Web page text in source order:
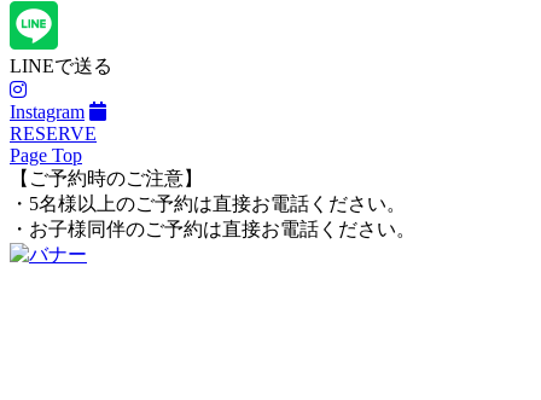
LINEで送る
Instagram
RESERVE
Page Top
【ご予約時のご注意】
・5名様以上のご予約は直接お電話ください。
・お子様同伴のご予約は直接お電話ください。